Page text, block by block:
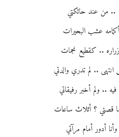
.. من عند حائكتي
عشب البحيرات
.. كقطيع نجمات
.. لم تدري والدتي
.. ولم أخبر رفيقاتي
قصتي ؟ أثلاث ساعات
وأنا أدور أمام مرآتي